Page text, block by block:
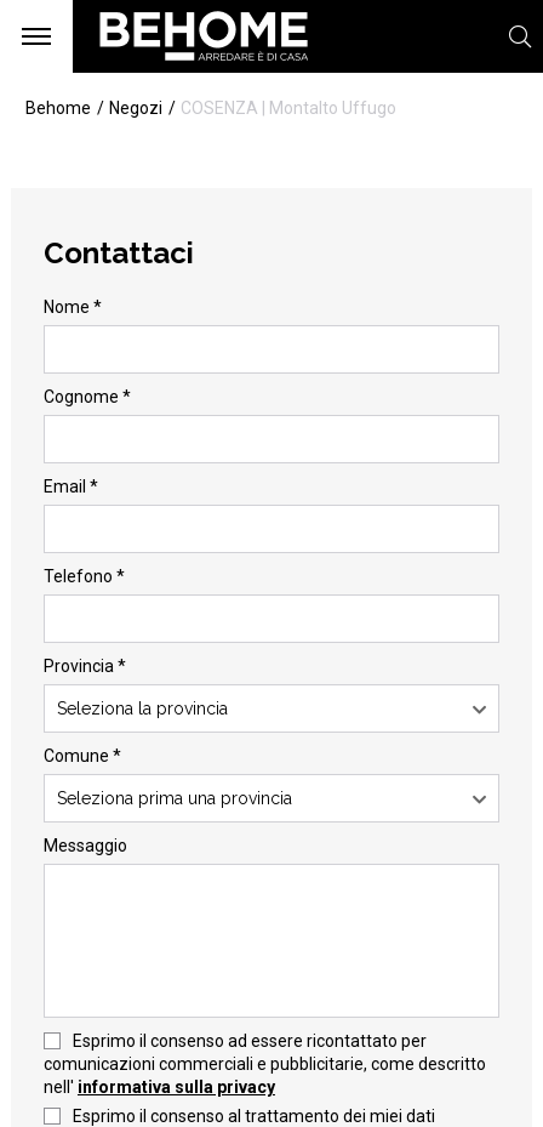
Behome Negozi COSENZA | Montalto Uffugo
Contattaci
Nome *
Cognome *
Email *
Telefono *
Provincia *
Seleziona la provincia
Comune *
Seleziona prima una provincia
Messaggio
Esprimo il consenso ad essere ricontattato per
comunicazioni commerciali e pubblicitarie, come descritto
nell' informativa sulla privacy
Esprimo il consenso al trattamento dei miei dati